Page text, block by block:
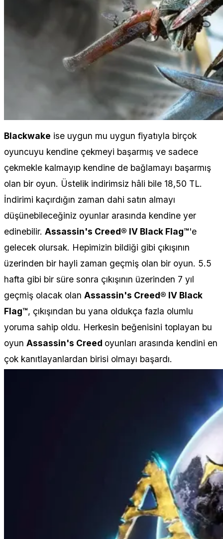
Blackwake ise uygun mu uygun fiyatıyla birçok
oyuncuyu kendine çekmeyi başarmış ve sadece
çekmekle kalmayıp kendine de bağlamayı başarmış
olan bir oyun. Üstelik indirimsiz hâli bile 18,50 TL.
İndirimi kaçırdığın zaman dahi satın almayı
düşünebileceğiniz oyunlar arasında kendine yer
edinebilir. Assassin's Creed® IV Black Flag™'e
gelecek olursak. Hepimizin bildiği gibi çıkışının
üzerinden bir hayli zaman geçmiş olan bir oyun. 5.5
hafta gibi bir süre sonra çıkışının üzerinden 7 yıl
geçmiş olacak olan Assassin's Creed® IV Black
Flag™, çıkışından bu yana oldukça fazla olumlu
yoruma sahip oldu. Herkesin beğenisini toplayan bu
oyun Assassin's Creed oyunları arasında kendini en
çok kanıtlayanlardan birisi olmayı başardı.